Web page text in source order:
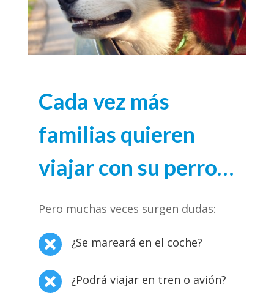
Cada vez más
familias quieren
viajar con su perro…
Pero muchas veces surgen dudas:
 ¿Se mareará en el coche?
 ¿Podrá viajar en tren o avión?